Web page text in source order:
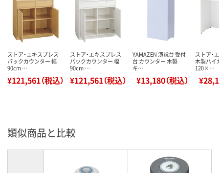
ストア・エキスプレス
バックカウンター 幅
90cm …
¥121,561（税込）
ストア・エキスプレス
バックカウンター 幅
90cm …
¥121,561（税込）
YAMAZEN 演説台 受付
台 カウンター 木製
キ…
¥13,180（税込）
ストア・
木製ハイ
120×…
類似商品と比較